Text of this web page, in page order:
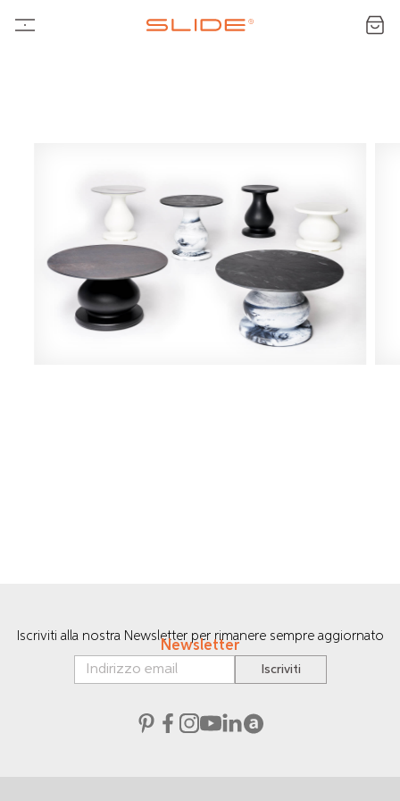
Iscriviti alla nostra Newsletter per rimanere sempre aggiornato
Newsletter
Iscriviti